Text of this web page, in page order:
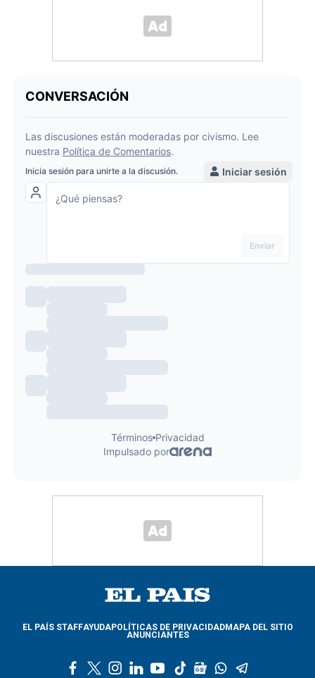
EL PAÍS STAFFAYUDAPOLÍTICAS DE PRIVACIDADMAPA DEL SITIO
ANUNCIANTES
l
y
t
g
w